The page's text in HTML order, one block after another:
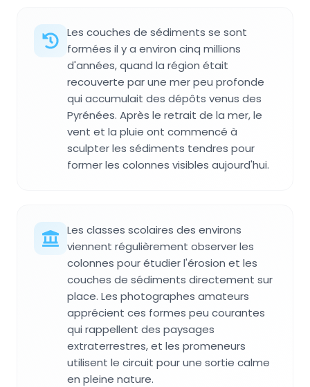
Les couches de sédiments se sont
formées il y a environ cinq millions
d'années, quand la région était
recouverte par une mer peu profonde
qui accumulait des dépôts venus des
Pyrénées. Après le retrait de la mer, le
vent et la pluie ont commencé à
sculpter les sédiments tendres pour
former les colonnes visibles aujourd'hui.
Les classes scolaires des environs
viennent régulièrement observer les
colonnes pour étudier l'érosion et les
couches de sédiments directement sur
place. Les photographes amateurs
apprécient ces formes peu courantes
qui rappellent des paysages
extraterrestres, et les promeneurs
utilisent le circuit pour une sortie calme
en pleine nature.